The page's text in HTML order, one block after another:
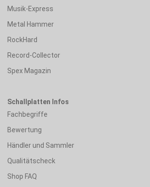
Musik-Express
Metal Hammer
RockHard
Record-Collector
Spex Magazin
Schallplatten Infos
Fachbegriffe
Bewertung
Händler und Sammler
Qualitätscheck
Shop FAQ